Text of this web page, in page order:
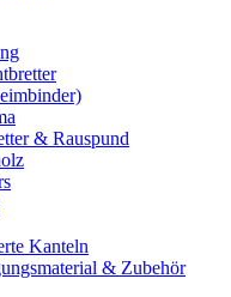
& Rauspund
Kanteln
& Zubehör